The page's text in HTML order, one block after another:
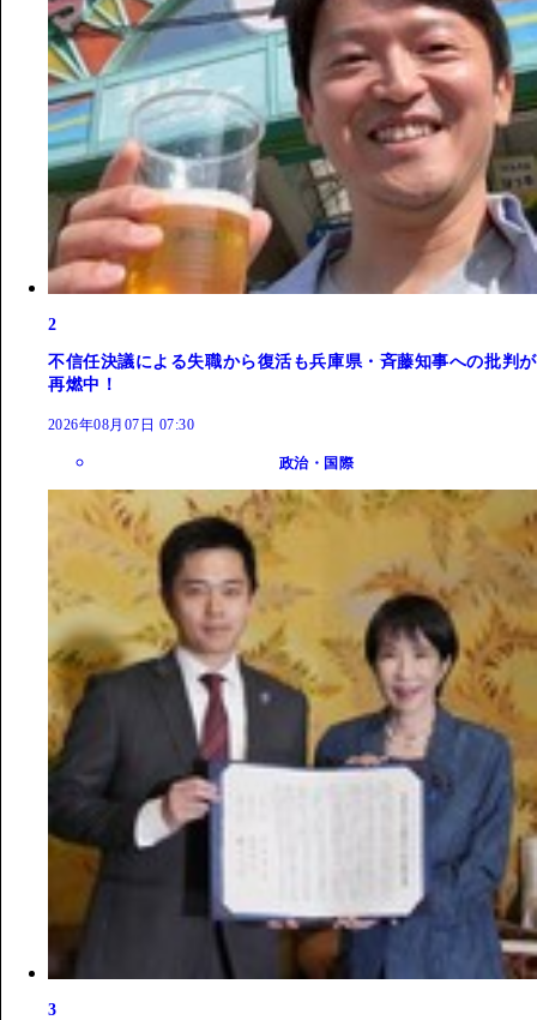
2
不信任決議による失職から復活も兵庫県・斉藤知事への批判が
再燃中！
2026年08月07日 07:30
政治・国際
3